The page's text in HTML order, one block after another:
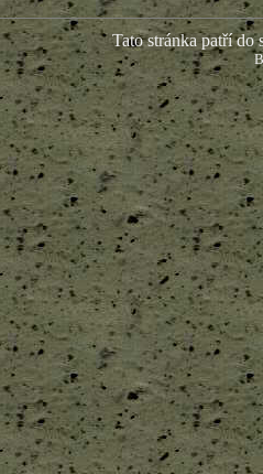
Tato stránka patří do